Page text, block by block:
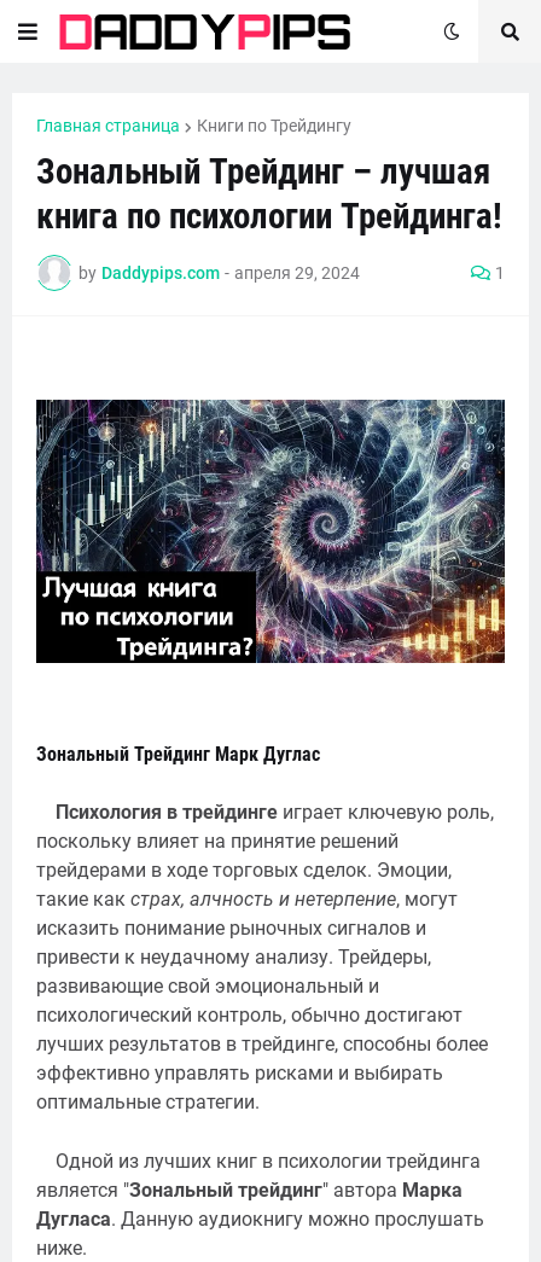
Главная страница Книги по Трейдингу
Зональный Трейдинг – лучшая
книга по психологии Трейдинга!
by Daddypips.com - апреля 29, 2024 1
Зональный Трейдинг Марк Дуглас
Психология в трейдинге играет ключевую роль,
поскольку влияет на принятие решений
трейдерами в ходе торговых сделок. Эмоции,
такие как страх, алчность и нетерпение, могут
исказить понимание рыночных сигналов и
привести к неудачному анализу. Трейдеры,
развивающие свой эмоциональный и
психологический контроль, обычно достигают
лучших результатов в трейдинге, способны более
эффективно управлять рисками и выбирать
оптимальные стратегии.
Одной из лучших книг в психологии трейдинга
является "Зональный трейдинг" автора Марка
Дугласа. Данную аудиокнигу можно прослушать
ниже.